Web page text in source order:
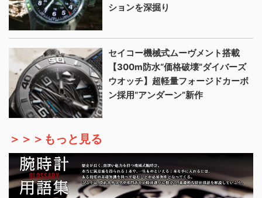
ションを深掘り
セイコー機械式ムーヴメント搭載
【300m防水“価格破壊”ダイバーズ
ウオッチ】超軽量フォージドカーボ
ン採用“アンダーン”新作
＞＞＞もっと見る